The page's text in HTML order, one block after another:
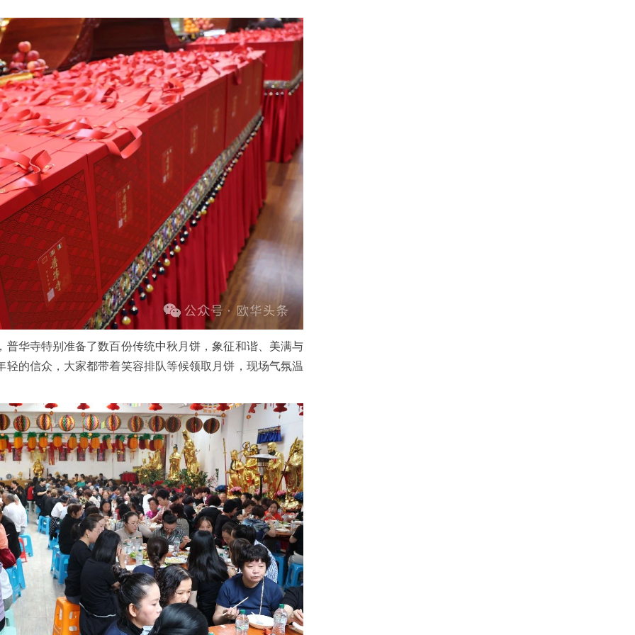
寺特别准备了数百份传统中秋月饼，象征和谐、美满与
轻的信众，大家都带着笑容排队等候领取月饼，现场气氛温